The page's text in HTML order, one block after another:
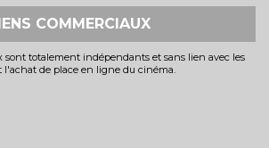
COMMERCIAUX
sont totalement indépendants et sans lien avec les
l'achat de place en ligne du cinéma.